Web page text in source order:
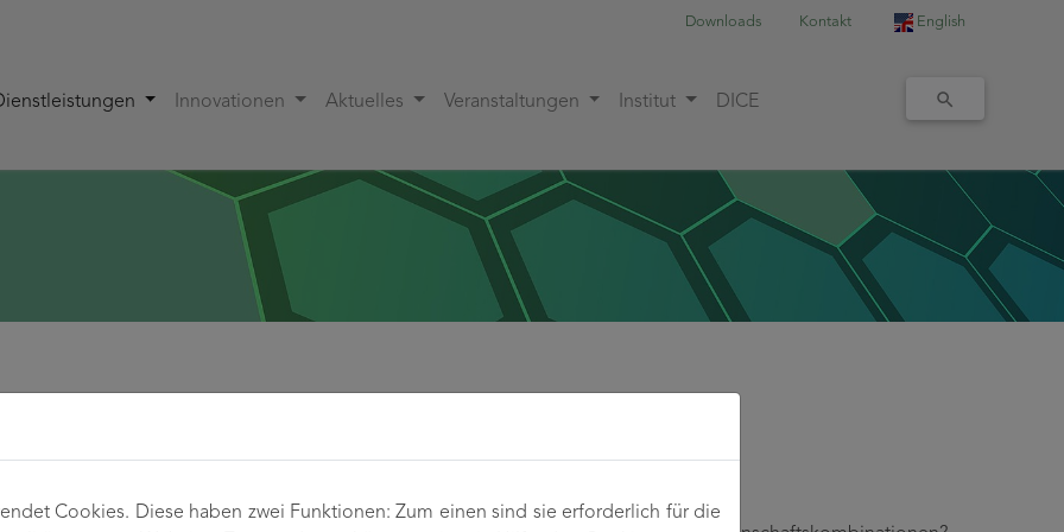
English
Downloads Kontakt
Innovationen Aktuelles Veranstaltungen Institut DICE
Cookies. Diese haben zwei Funktionen: Zum einen sind sie erforderlich für die